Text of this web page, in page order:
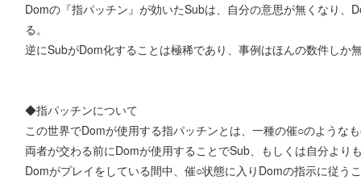
Domの『指パッチン』が効いたSubは、自分の意思が無くなり
る。
逆にSubがDom化することは極稀であり、事例はほんの数件しか
◆指パッチンについて
この世界でDomが使用する指パッチンとは、一種の催○のような
両者が交わる前にDomが使用することでSub、もしくは自分よ
Domがプレイをしている間中、催○状態に入りDomの指示に従